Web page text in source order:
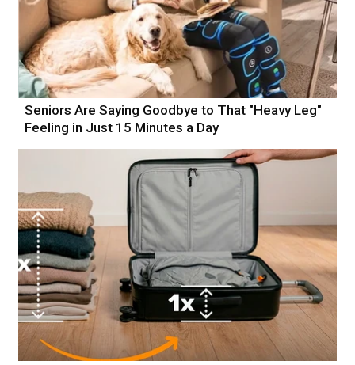
Seniors Are Saying Goodbye to That "Heavy Leg"
Feeling in Just 15 Minutes a Day